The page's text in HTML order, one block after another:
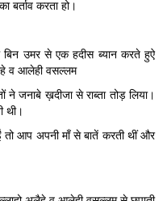
करता हो।
उमर से एक हदीस ब्यान करते हुऐ
व आलेही वसल्लम
जनाबे ख़दीजा से राब्ता तोड़ लिया।
थी।
आप अपनी माँ से बातें करती थीं और